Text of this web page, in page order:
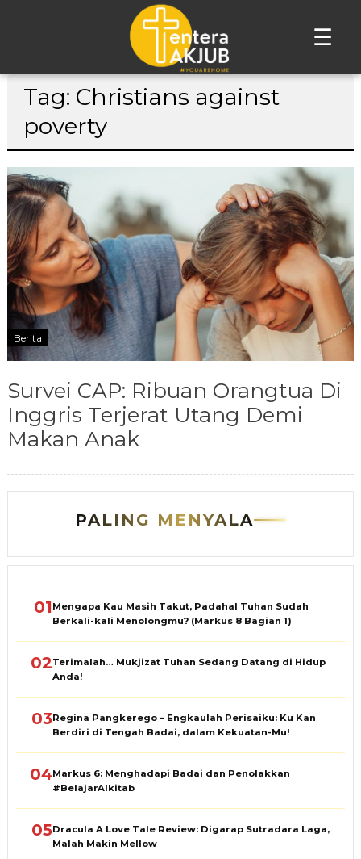
☰
Lompat
Tag: Christians against
poverty
Berita
Survei CAP: Ribuan Orangtua Di
Inggris Terjerat Utang Demi
Makan Anak
PALING MENYALA
01Mengapa Kau Masih Takut, Padahal Tuhan Sudah
Berkali-kali Menolongmu? (Markus 8 Bagian 1)
02Terimalah… Mukjizat Tuhan Sedang Datang di Hidup
Anda!
03Regina Pangkerego – Engkaulah Perisaiku: Ku Kan
Berdiri di Tengah Badai, dalam Kekuatan-Mu!
04Markus 6: Menghadapi Badai dan Penolakkan
#BelajarAlkitab
05Dracula A Love Tale Review: Digarap Sutradara Laga,
Malah Makin Mellow